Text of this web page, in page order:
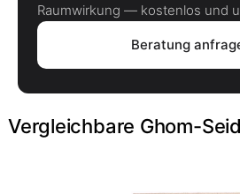
Raumwirkung — kostenlos und
Beratung
Vergleichbare Ghom-